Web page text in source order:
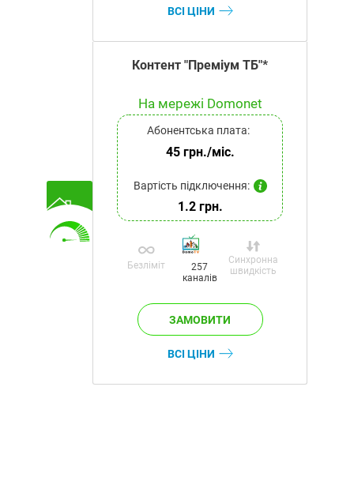
ВСІ ЦІНИ
Контент "Преміум ТБ"*
На мережі Domonet
Абонентська плата:
45 грн./міс.
Вартість підключення:
1.2 грн.
Безліміт
257
каналів
Синхронна
швидкість
ВСІ ЦІНИ